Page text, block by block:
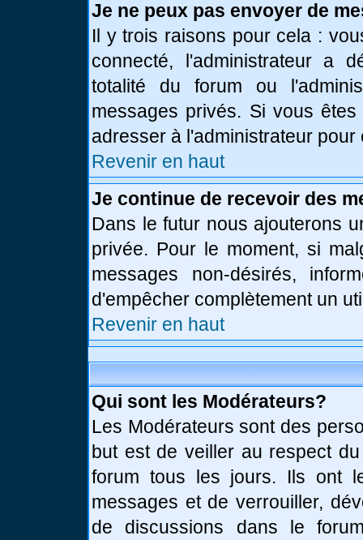
Je ne peux pas envoyer de
Il y trois raisons pour cela :
connecté, l'administrateur a
totalité du forum ou
messages privés. Si vous
adresser à l'administrateur
Revenir en haut
Je continue de recevoir des
Dans le futur nous ajouterons
privée. Pour le moment, si
messages non-désirés,
d'empêcher complètement un
Revenir en haut
Qui sont les Modérateurs?
Les Modérateurs sont des
but est de veiller au respect
forum tous les jours. Ils ont
messages et de verrouiller,
de discussions dans le